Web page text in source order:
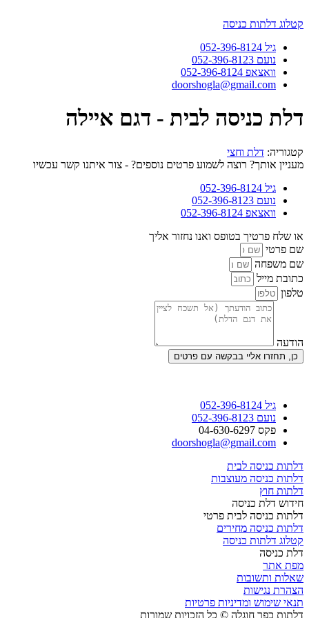
לתוכן
קטלוג דלתות כניסה
גיל 052-396-8124
נועם 052-396-8123
וואצאפ 052-396-8124
doorshogla@gmail.com
דלת כניסה לבית - דגם איילה
קטגוריה: דלת וחצי
מעניין אותך? רוצה לשמוע פרטים נוספים? - צור איתנו קשר עכשיו
גיל 052-396-8124
נועם 052-396-8123
וואצאפ 052-396-8124
או שלח פרטיך בטופס ואנו נחזור אליך
שם פרטי
שם משפחה
כתובת מייל
טלפון
הודעה
כן, תחזרו אליי בבקשה עם פרטים
גיל 052-396-8124
נועם 052-396-8123
פקס 04-630-6297
doorshogla@gmail.com
דלתות כניסה לבית
דלתות כניסה מעוצבות
דלתות חוץ
חידוש דלת כניסה
דלתות כניסה לבית פרטי
דלתות כניסה מחירים
קטלוג דלתות כניסה
דלת כניסה
מפת אתר
שאלות ותשובות
הצהרת נגישות
תנאי שימוש ומדיניות פרטיות
דלתות כפר חוגלה © כל הזכויות שמורות